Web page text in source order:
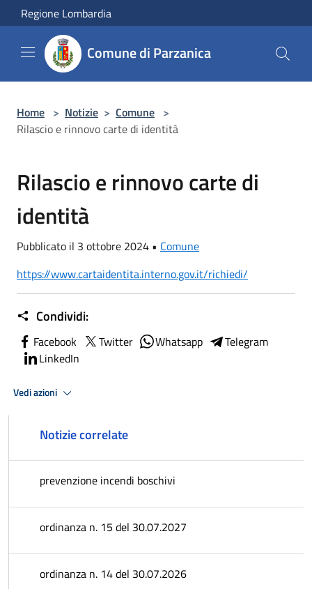
Salta al contenuto principale
Regione Lombardia
Comune di Parzanica
Home > Notizie > Comune >
Rilascio e rinnovo carte di identità
Rilascio e rinnovo carte di
identità
Pubblicato il 3 ottobre 2024 • Comune
https://www.cartaidentita.interno.gov.it/richiedi/
Condividi:
Facebook Twitter Whatsapp
Telegram
LinkedIn
Vedi azioni
Notizie correlate
prevenzione incendi boschivi
ordinanza n. 15 del 30.07.2027
ordinanza n. 14 del 30.07.2026